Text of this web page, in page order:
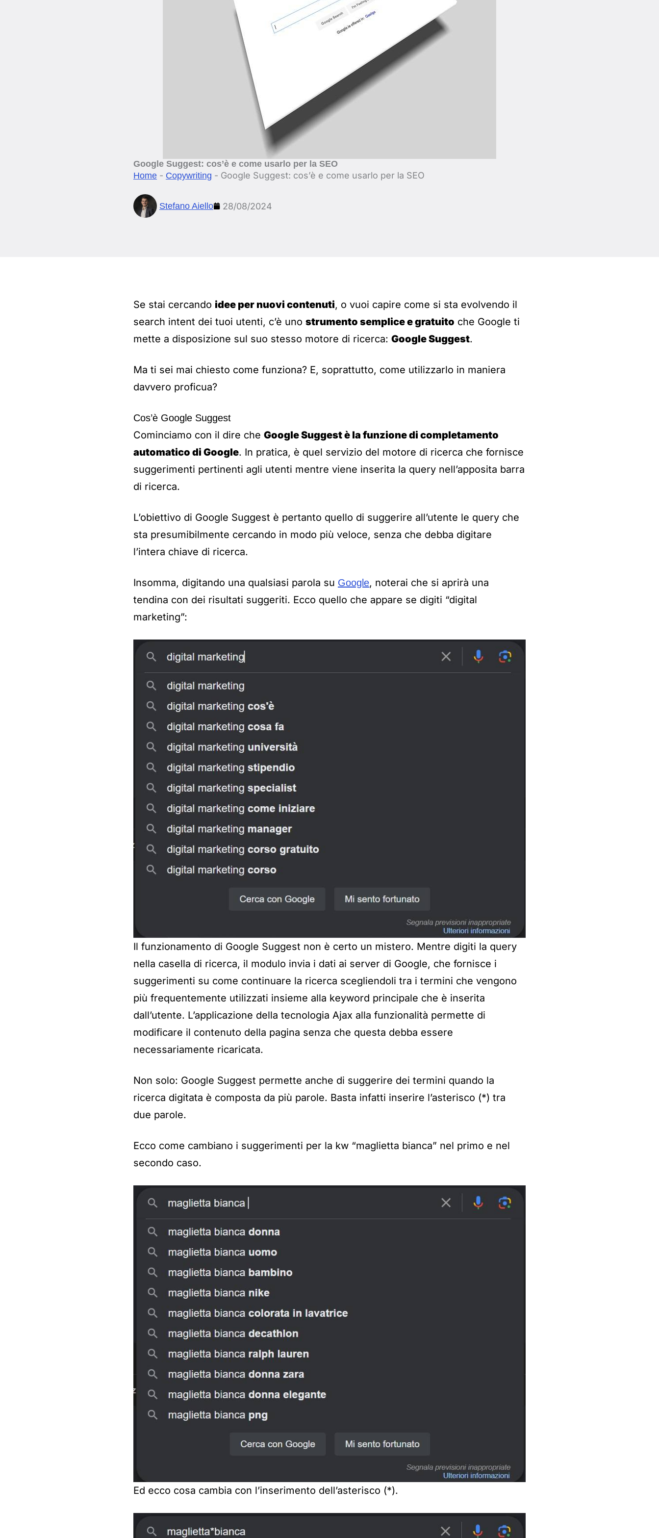
Google Suggest: cos’è e come usarlo per la SEO
Home - Copywriting - Google Suggest: cos’è e come usarlo per la SEO
Stefano Aiello 28/08/2024
Se stai cercando idee per nuovi contenuti, o vuoi capire come si sta evolvendo il
search intent dei tuoi utenti, c’è uno strumento semplice e gratuito che Google ti
mette a disposizione sul suo stesso motore di ricerca: Google Suggest.
Ma ti sei mai chiesto come funziona? E, soprattutto, come utilizzarlo in maniera
davvero proficua?
Cos’è Google Suggest
Cominciamo con il dire che Google Suggest è la funzione di completamento
automatico di Google. In pratica, è quel servizio del motore di ricerca che fornisce
suggerimenti pertinenti agli utenti mentre viene inserita la query nell’apposita barra
di ricerca.
L’obiettivo di Google Suggest è pertanto quello di suggerire all’utente le query che
sta presumibilmente cercando in modo più veloce, senza che debba digitare
l’intera chiave di ricerca.
Insomma, digitando una qualsiasi parola su Google, noterai che si aprirà una
tendina con dei risultati suggeriti. Ecco quello che appare se digiti “digital
marketing”:
Il funzionamento di Google Suggest non è certo un mistero. Mentre digiti la query
nella casella di ricerca, il modulo invia i dati ai server di Google, che fornisce i
suggerimenti su come continuare la ricerca scegliendoli tra i termini che vengono
più frequentemente utilizzati insieme alla keyword principale che è inserita
dall’utente. L’applicazione della tecnologia Ajax alla funzionalità permette di
modificare il contenuto della pagina senza che questa debba essere
necessariamente ricaricata.
Non solo: Google Suggest permette anche di suggerire dei termini quando la
ricerca digitata è composta da più parole. Basta infatti inserire l’asterisco (*) tra
due parole.
Ecco come cambiano i suggerimenti per la kw “maglietta bianca” nel primo e nel
secondo caso.
Ed ecco cosa cambia con l’inserimento dell’asterisco (*).